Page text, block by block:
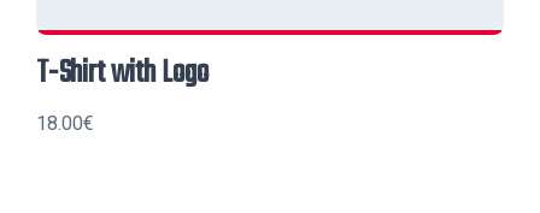
T-Shirt with Logo
18.00€